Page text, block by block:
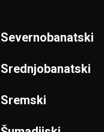
Severnobanatski
Srednjobanatski
Sremski